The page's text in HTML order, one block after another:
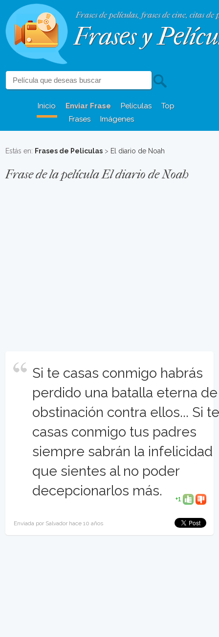
Frases de películas, frases de cine, citas de
Frases y
Inicio Enviar Frase Películas
Top
Frases
Imágenes
Estás en: Frases de Peliculas > El diario de Noah
Frase de la película El diario de Noah
Si te casas conmigo habrás
perdido una batalla eterna de
obstinación contra ellos... Si
casas conmigo tus padres
siempre sabrán la infelicidad
que sientes al no poder
decepcionarlos más.
+1
Enviada por Salvador hace 10 años